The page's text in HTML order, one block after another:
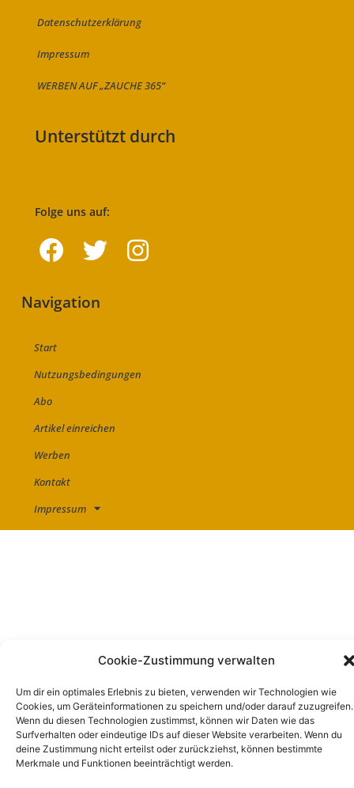
Cookie-Zustimmung verwalten
Um dir ein optimales Erlebnis zu bieten, verwenden wir Technologien wie
Cookies, um Geräteinformationen zu speichern und/oder darauf zuzugreifen.
Wenn du diesen Technologien zustimmst, können wir Daten wie das
Surfverhalten oder eindeutige IDs auf dieser Website verarbeiten. Wenn du
deine Zustimmung nicht erteilst oder zurückziehst, können bestimmte
Merkmale und Funktionen beeinträchtigt werden.
Datenschutzerklärung
Impressum
WERBEN AUF „ZAUCHE 365“
Unterstützt durch
Folge uns auf:
Navigation
Start
Nutzungsbedingungen
Abo
Artikel einreichen
Werben
Kontakt
Impressum